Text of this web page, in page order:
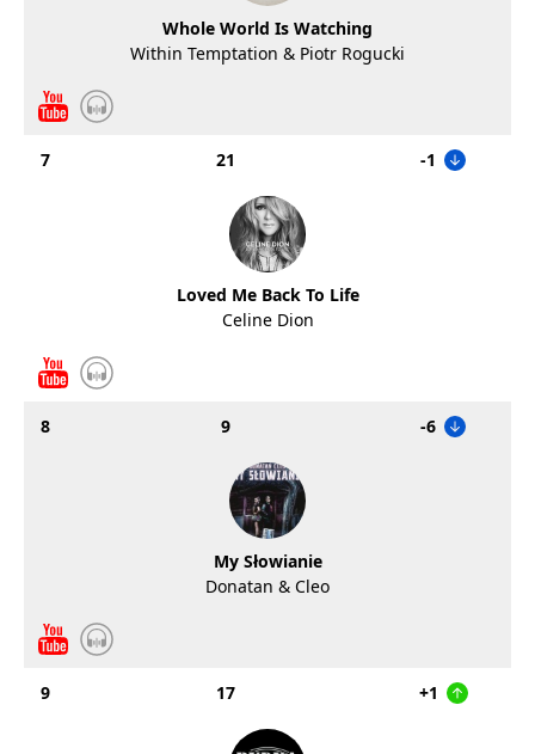
Whole World Is Watching
Within Temptation & Piotr Rogucki
7 21 -1
Loved Me Back To Life
Celine Dion
8 9 -6
My Słowianie
Donatan & Cleo
9 17 +1